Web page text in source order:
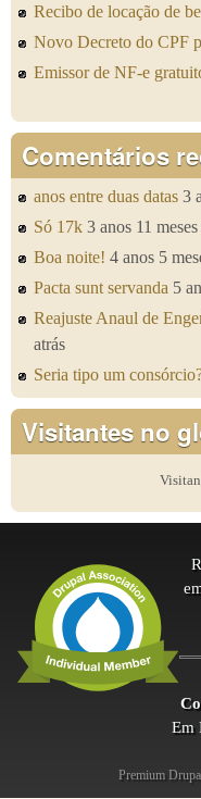
Recibo de locação de
Novo Decreto do CPF
Emissor de NF-e
Comentários
anos entre duas datas 3
Só 17k 3 anos 11 meses
Boa noite! 4 anos 5
Pacta sunt servanda 5
Reajuste Anaul de
atrás
Seria tipo um
Visitantes no
Em
Premium